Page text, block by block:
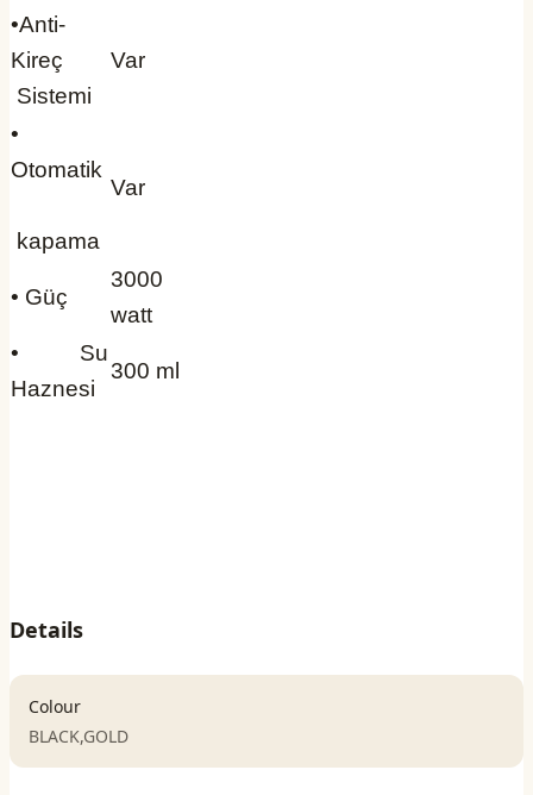
•Anti-
Kireç
Sistemi
Var
•
Otomatik
kapama
Var
• Güç
3000
watt
• Su
Haznesi
300 ml
Details
Colour
BLACK,GOLD